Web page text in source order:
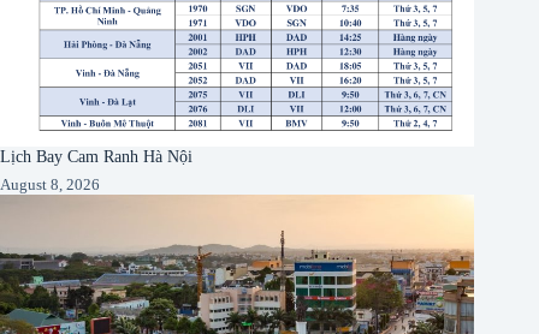
Lịch Bay Cam Ranh Hà Nội
August 8, 2026